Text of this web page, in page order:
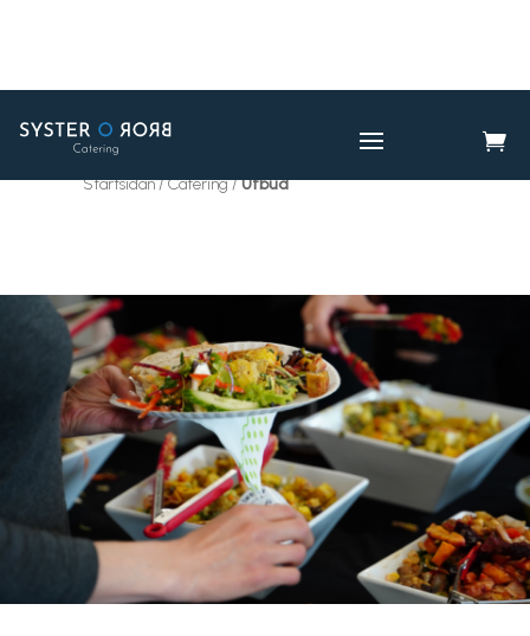

CATERING UTBUD
Startsidan / Catering /Utbud